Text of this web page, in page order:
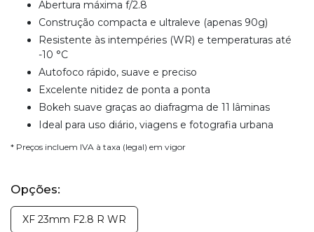
Abertura máxima f/2.8
Construção compacta e ultraleve (apenas 90g)
Resistente às intempéries (WR) e temperaturas até
-10 °C
Autofoco rápido, suave e preciso
Excelente nitidez de ponta a ponta
Bokeh suave graças ao diafragma de 11 lâminas
Ideal para uso diário, viagens e fotografia urbana
* Preços incluem IVA à taxa (legal) em vigor
Opções:
XF 23mm F2.8 R WR